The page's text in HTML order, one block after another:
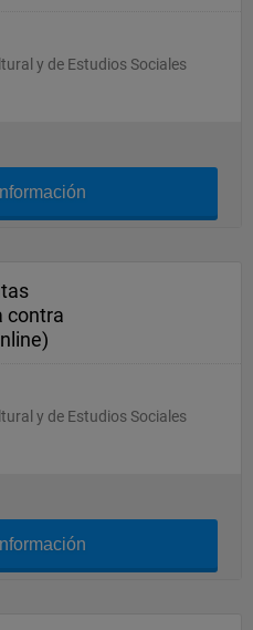
y de Estudios Sociales
contra
y de Estudios Sociales